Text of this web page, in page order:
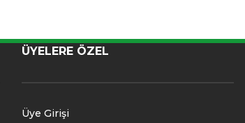
ÜYELERE ÖZEL
Üye Girişi